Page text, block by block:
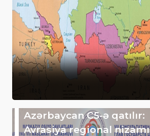
Azərbaycan C5-ə qatılır:
Avrasiya regional nizamı